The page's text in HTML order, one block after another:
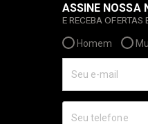
ASSINE NOSSA
E RECEBA
Homem